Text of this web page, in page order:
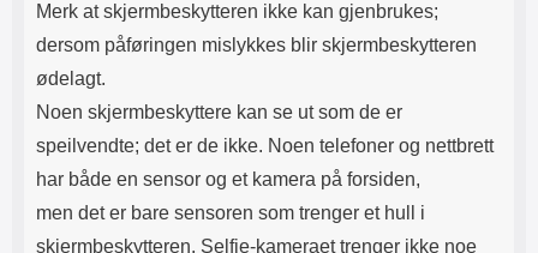
Merk at skjermbeskytteren ikke kan gjenbrukes;
dersom påføringen mislykkes blir skjermbeskytteren
ødelagt.
Noen skjermbeskyttere kan se ut som de er
speilvendte; det er de ikke. Noen telefoner og nettbrett
har både en sensor og et kamera på forsiden,
men det er bare sensoren som trenger et hull i
skjermbeskytteren. Selfie-kameraet trenger ikke noe